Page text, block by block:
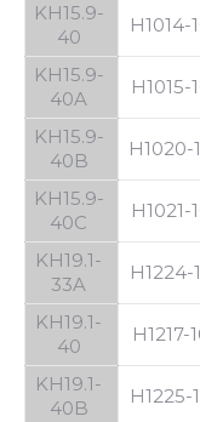
KH15.9-
40
H1014-
KH15.9-
40A
H1015-
KH15.9-
40B
H1020-
KH15.9-
40C
H1021-
KH19.1-
33A
H1224-
KH19.1-
40
H1217-
KH19.1-
40B
H1225-